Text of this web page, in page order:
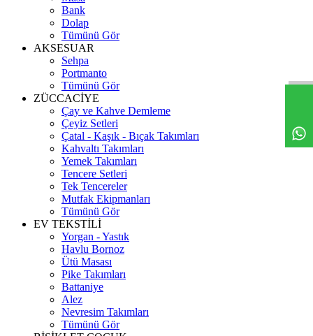
Bank
Dolap
Tümünü Gör
AKSESUAR
Sehpa
Portmanto
Tümünü Gör
ZÜCCACİYE
Çay ve Kahve Demleme
Çeyiz Setleri
Çatal - Kaşık - Bıçak Takımları
Kahvaltı Takımları
Yemek Takımları
Tencere Setleri
Tek Tencereler
Mutfak Ekipmanları
Tümünü Gör
EV TEKSTİLİ
Yorgan - Yastık
Havlu Bornoz
Ütü Masası
Pike Takımları
Battaniye
Alez
Nevresim Takımları
Tümünü Gör